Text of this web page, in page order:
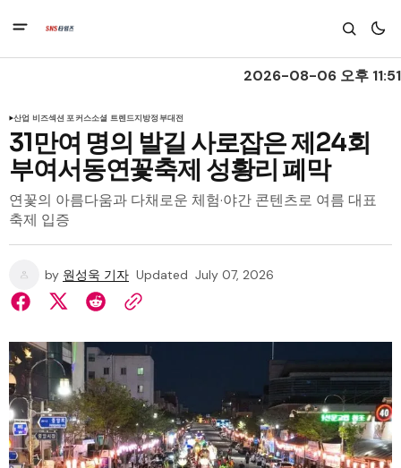
2026-08-06 오후 11:51
산업 비즈섹션 포커스소셜 트렌드지방정부대전
31만여 명의 발길 사로잡은 제24회
부여서동연꽃축제 성황리 폐막
연꽃의 아름다움과 다채로운 체험·야간 콘텐츠로 여름 대표
축제 입증
by 원성욱 기자 Updated July 07, 2026